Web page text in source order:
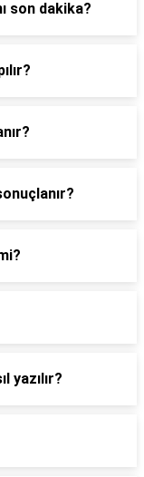
son dakika?
yazılır?